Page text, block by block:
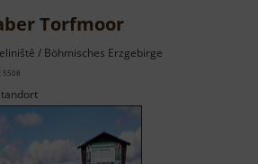
Torfmoor
/ Böhmisches Erzgebirge
5508